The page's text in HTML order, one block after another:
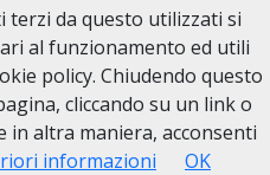
da questo utilizzati si
al funzionamento ed utili
policy. Chiudendo questo
cliccando su un link o
in altra maniera, acconsenti
informazioni OK